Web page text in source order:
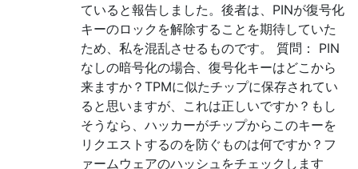
ていると報告しました。後者は、PINが復号化
キーのロックを解除することを期待していた
ため、私を混乱させるものです。 質問： PIN
なしの暗号化の場合、復号化キーはどこから
来ますか？TPMに似たチップに保存されてい
ると思いますが、これは正しいですか？もし
そうなら、ハッカーがチップからこのキーを
リクエストするのを防ぐものは何ですか？フ
ァームウェアのハッシュをチェックします